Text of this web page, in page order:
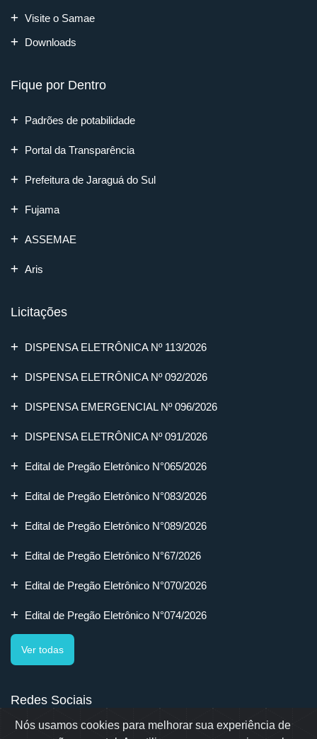
Nós usamos cookies para melhorar sua experiência de
Visite o Samae
Downloads
Fique por Dentro
Padrões de potabilidade
Portal da Transparência
Prefeitura de Jaraguá do Sul
Fujama
ASSEMAE
Aris
Licitações
DISPENSA ELETRÔNICA Nº 113/2026
DISPENSA ELETRÔNICA Nº 092/2026
DISPENSA EMERGENCIAL Nº 096/2026
DISPENSA ELETRÔNICA Nº 091/2026
Edital de Pregão Eletrônico N°065/2026
Edital de Pregão Eletrônico N°083/2026
Edital de Pregão Eletrônico N°089/2026
Edital de Pregão Eletrônico N°67/2026
Edital de Pregão Eletrônico N°070/2026
Edital de Pregão Eletrônico N°074/2026
Ver todas
Redes Sociais